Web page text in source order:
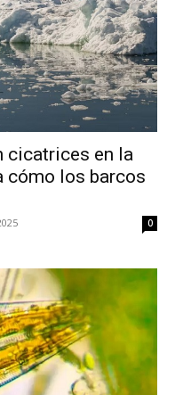
cicatrices en la
cómo los barcos
0